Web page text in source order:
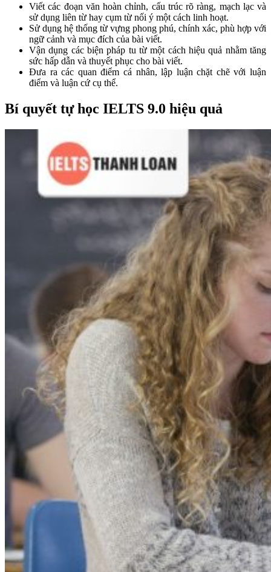
Viết các đoạn văn hoàn chỉnh, cấu trúc rõ ràng, mạch lạc và
sử dụng liên từ hay cụm từ nối ý một cách linh hoạt.
Sử dụng hệ thống từ vựng phong phú, chính xác, phù hợp với
ngữ cảnh và mục đích của bài viết.
Vận dụng các biện pháp tu từ một cách hiệu quả nhằm tăng
sức hấp dẫn và thuyết phục cho bài viết.
Đưa ra các quan điểm cá nhân, lập luận chặt chẽ với luận
điểm và luận cứ cụ thể.
Bí quyết tự học IELTS 9.0 hiệu quả